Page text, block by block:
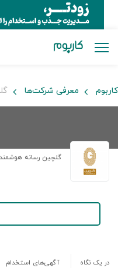
کاربوم معرفی شرکت‌ها
گلچین رسانه هوشمند
در یک نگاه آگهی‌های استخدام